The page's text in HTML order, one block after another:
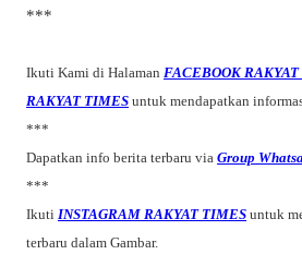
***
Ikuti Kami di Halaman FACEBOOK
RAKYAT TIMES untuk mendapatkan
***
Dapatkan info berita terbaru via Group
***
Ikuti INSTAGRAM RAKYAT TIMES untuk
terbaru dalam Gambar.